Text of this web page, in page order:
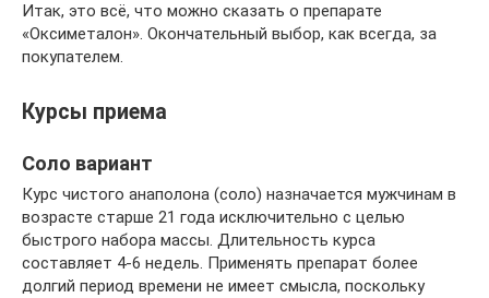
Итак, это всё, что можно сказать о препарате
«Оксиметалон». Окончательный выбор, как всегда, за
покупателем.
Курсы приема
Соло вариант
Курс чистого анаполона (соло) назначается мужчинам в
возрасте старше 21 года исключительно с целью
быстрого набора массы. Длительность курса
составляет 4-6 недель. Применять препарат более
долгий период времени не имеет смысла, поскольку